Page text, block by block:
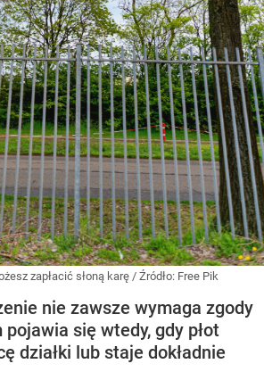
zapłacić słoną karę / Źródło: Free Pik
nie zawsze wymaga zgody
się wtedy, gdy płot
działki lub staje dokładnie